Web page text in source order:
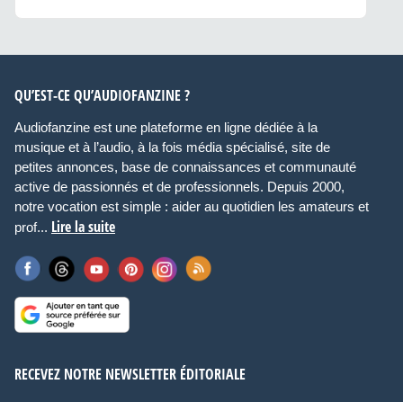
QU’EST-CE QU’AUDIOFANZINE ?
Audiofanzine est une plateforme en ligne dédiée à la
musique et à l’audio, à la fois média spécialisé, site de
petites annonces, base de connaissances et communauté
active de passionnés et de professionnels. Depuis 2000,
notre vocation est simple : aider au quotidien les amateurs et
prof... Lire la suite
RECEVEZ NOTRE NEWSLETTER ÉDITORIALE